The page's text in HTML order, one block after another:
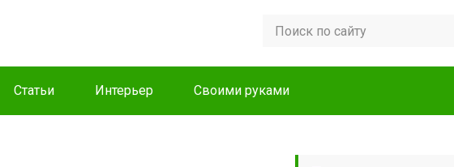
Статьи Интерьер Своими руками